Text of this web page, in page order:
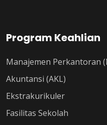
Program Keahlian
Manajemen Perkantoran
Akuntansi (AKL)
Ekstrakurikuler
Fasilitas Sekolah